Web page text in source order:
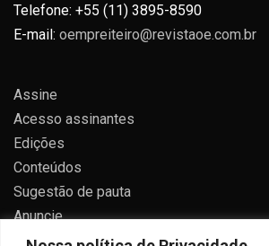
Telefone: +55 (11) 3895-8590
E-mail: oempreiteiro@revistaoe.com.br
Assine
Acesso assinantes
Edições
Conteúdos
Sugestão de pauta
Anuncie
Contato